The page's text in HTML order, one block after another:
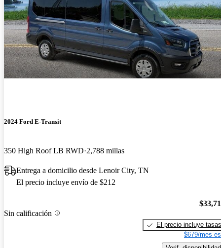
2024 Ford E-Transit
350 High Roof LB RWD 2,788 millas
Entrega a domicilio desde Lenoir City, TN
El precio incluye envío de $212
Sin calificación
El precio incluye tasas
$679/mes